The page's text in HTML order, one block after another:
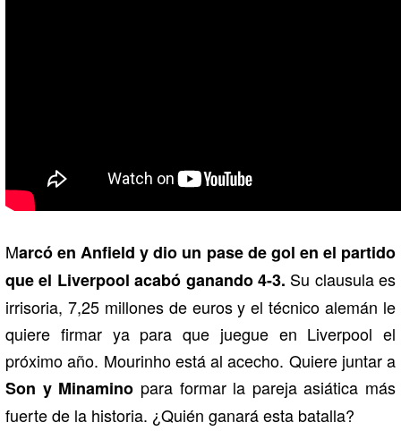
Marcó en Anfield y dio un pase de gol en el partido
que el Liverpool acabó ganando 4-3. Su clausula es
irrisoria, 7,25 millones de euros y el técnico alemán le
quiere firmar ya para que juegue en Liverpool el
próximo año. Mourinho está al acecho. Quiere juntar a
Son y Minamino para formar la pareja asiática más
fuerte de la historia. ¿Quién ganará esta batalla?